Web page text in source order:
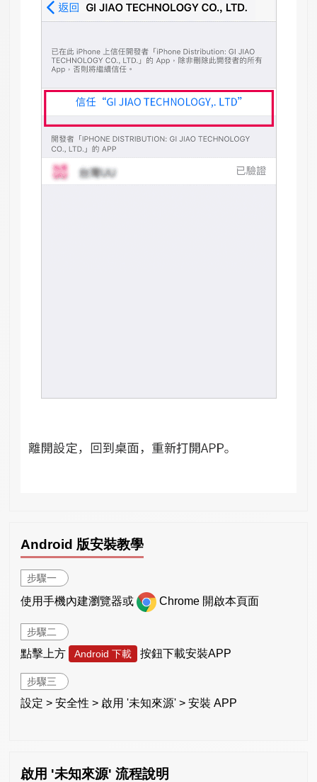
Android 版安裝教學
步驟一
使用手機內建瀏覽器或 Chrome 開啟本頁面
步驟二
點擊上方 Android 下載 按鈕下載安裝APP
步驟三
設定 > 安全性 > 啟用 '未知來源' > 安裝 APP
啟用 '未知來源' 流程說明